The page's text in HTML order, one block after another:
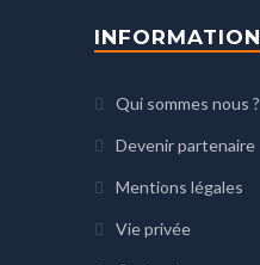
INFORMATION
Qui sommes nous ?
Devenir partenaire
Mentions légales
Vie privée